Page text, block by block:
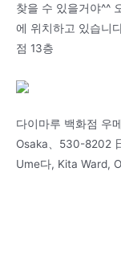
찾을 수 있을거야^^
에 위치하고 있습니
점 13층
다이마루 백화점 우
Osaka、530-8202
Ume다, Kita Ward,